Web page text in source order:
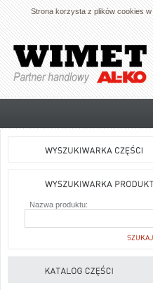
Strona korzysta z plików cookies
AL-KO - Maszyny ogrodnicze i części
zamienne do maszyn ogrodniczych
Nazwa produktu: